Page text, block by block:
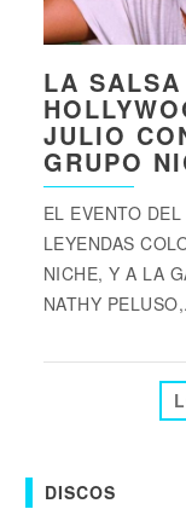
LA
JULIO
GRUPO
EL EVENTO
LEYENDAS
NICHE, Y A LA
NATHY
DISCOS